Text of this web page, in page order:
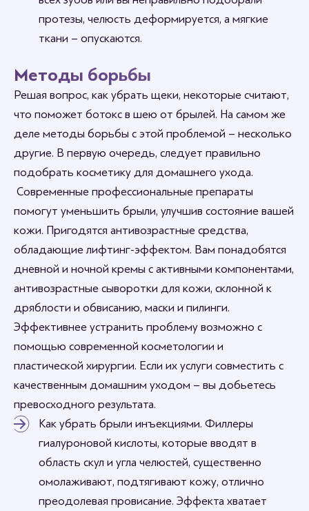
протезы, челюсть деформируется, а мягкие
ткани – опускаются.
Методы борьбы
Решая вопрос, как убрать щеки, некоторые считают,
что поможет ботокс в шею от брылей. На самом же
деле методы борьбы с этой проблемой – несколько
другие. В первую очередь, следует правильно
подобрать косметику для домашнего ухода.
Современные профессиональные препараты
помогут уменьшить брыли, улучшив состояние вашей
кожи. Пригодятся антивозрастные средства,
обладающие лифтинг-эффектом. Вам понадобятся
дневной и ночной кремы с активными компонентами,
антивозрастные сыворотки для кожи, склонной к
дряблости и обвисанию, маски и пилинги.
Эффективнее устранить проблему возможно с
помощью современной косметологии и
пластической хирургии. Если их услуги совместить с
качественным домашним уходом – вы добьетесь
превосходного результата.
Как убрать брыли инъекциями. Филлеры
гиалуроновой кислоты, которые вводят в
область скул и угла челюстей, существенно
омолаживают, подтягивают кожу, отлично
преодолевая провисание. Эффекта хватает